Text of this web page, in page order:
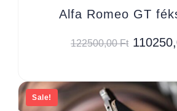
Alfa Romeo GT
122500,00Ft
Sale!